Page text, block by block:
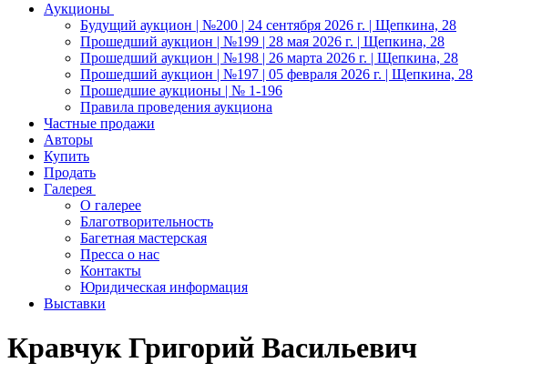
Аукционы
Будущий аукцион | №200 | 24 сентября 2026 г. | Щепкина, 28
Прошедший аукцион | №199 | 28 мая 2026 г. | Щепкина, 28
Прошедший аукцион | №198 | 26 марта 2026 г. | Щепкина, 28
Прошедший аукцион | №197 | 05 февраля 2026 г. | Щепкина, 28
Прошедшие аукционы | № 1-196
Правила проведения аукциона
Частные продажи
Авторы
Купить
Продать
Галерея
О галерее
Благотворительность
Багетная мастерская
Пресса о нас
Контакты
Юридическая информация
Выставки
Кравчук Григорий Васильевич